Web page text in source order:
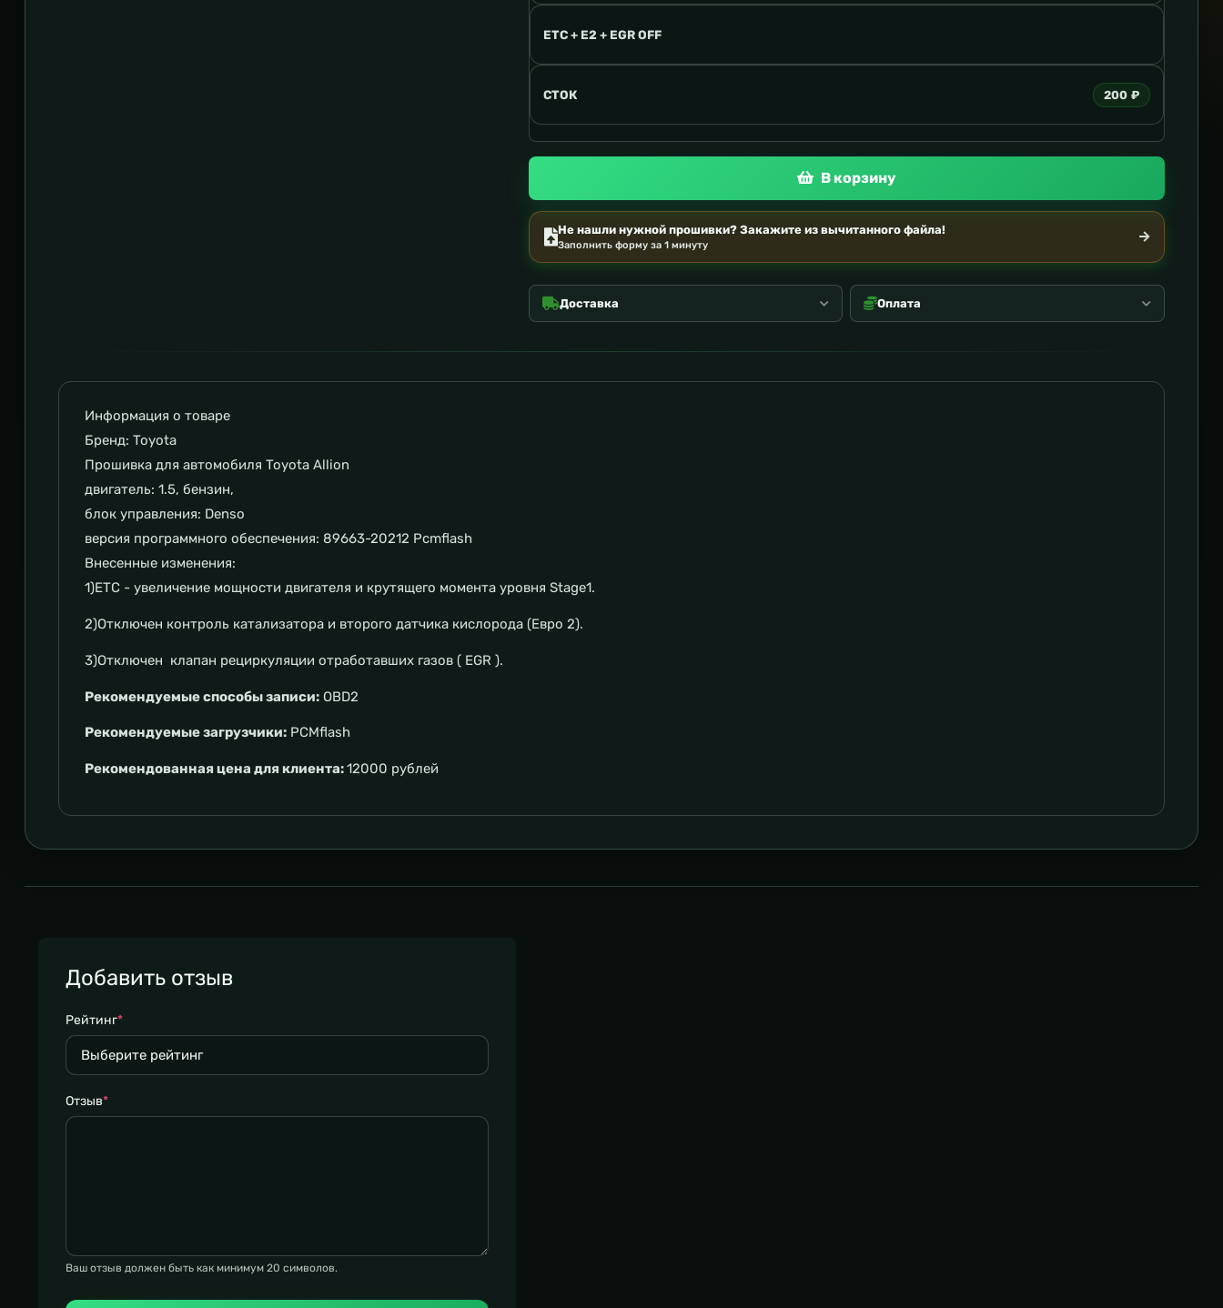
ETC + E2 + EGR OFF
СТОК 200 ₽
В корзину
Не нашли нужной прошивки? Закажите из вычитанного файла!
Заполнить форму за 1 минуту
Доставка Оплата
Информация о товаре
Бренд: Toyota
Прошивка для автомобиля Toyota Allion
двигатель: 1.5, бензин,
блок управления: Denso
версия программного обеспечения: 89663-20212 Pcmflash
Внесенные изменения:
1)ETC - увеличение мощности двигателя и крутящего момента уровня Stage1.
2)Отключен контроль катализатора и второго датчика кислорода (Евро 2).
3)Отключен клапан рециркуляции отработавших газов ( EGR ).
Рекомендуемые способы записи: OBD2
Рекомендуемые загрузчики: PCMflash
Рекомендованная цена для клиента:12000 рублей
Добавить отзыв
Рейтинг*
Отзыв*
Ваш отзыв должен быть как минимум 20 символов.